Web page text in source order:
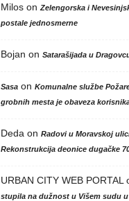
Miloson Zelengorska i
postale jednosmerne
Bojan on Satarašijada u
Sasaon Komunalne službe
grobnih mesta je obaveza
Deda on Radovi u Moravskoj
Rekonstrukcija deonice dugačke
URBAN CITY WEB PORTAL
stupila na dužnost u Višem sudu u